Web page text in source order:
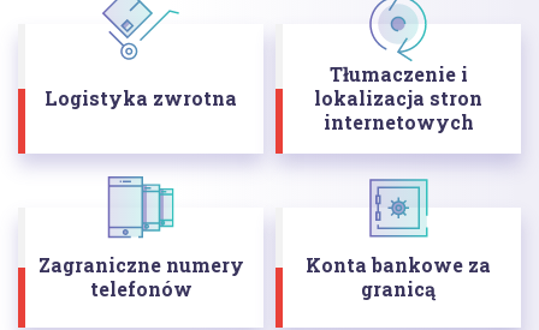
Logistyka zwrotna
Tłumaczenie i
lokalizacja stron
internetowych
Zagraniczne numery
telefonów
Konta bankowe za
granicą